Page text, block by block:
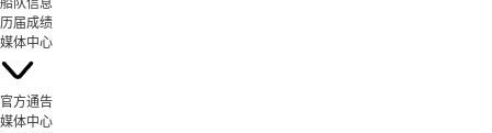
船队信息
历届成绩
媒体中心
官方通告
媒体中心